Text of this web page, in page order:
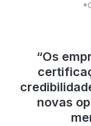
“Os
novas